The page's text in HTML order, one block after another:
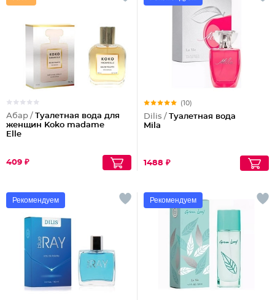
Абар / Туалетная вода для
женщин Koko madame
Elle
409 ₽
(10)
Dilis / Туалетная вода
Mila
1488 ₽
Рекомендуем Рекомендуем